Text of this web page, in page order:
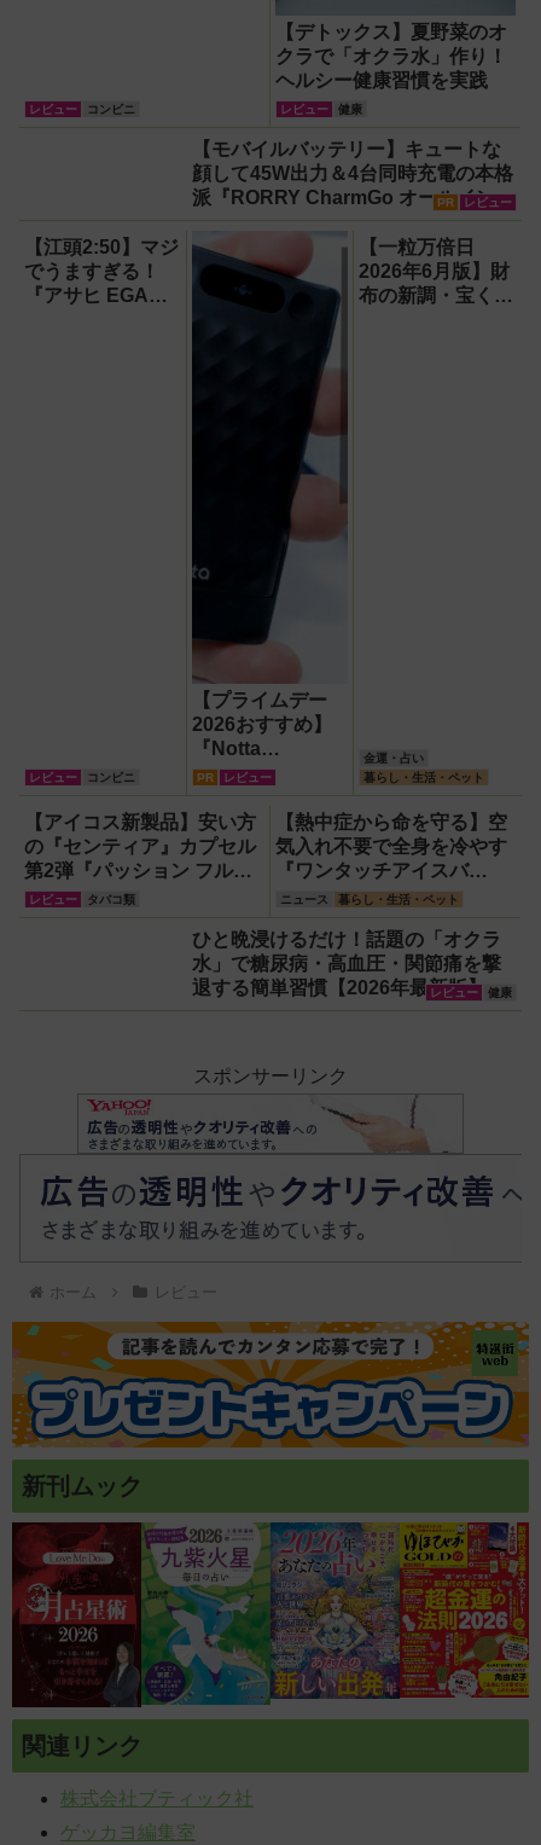
レビュー コンビニ
【デトックス】夏野菜のオ
クラで「オクラ水」作り！
ヘルシー健康習慣を実践
レビュー 健康
【モバイルバッテリー】キュートな
顔して45W出力＆4台同時充電の本格
派『RORRY CharmGo オールインミ
ニ』でスマホもモバイルファンもノ
ートPCも安心
PR レビュー
【江頭2:50】マジ
でうますぎる！
『アサヒ EGA
レビュー コンビニ
【プライムデー
2026おすすめ】
『Notta
Memo（ノッタ
メモ）Type C』
録音からAI自動文
字起こし・翻訳・
要約までこなすAI
ボイスレコーダ
ー！【議事録作
成】
PR レビュー
【一粒万倍日
2026年6月版】財
布の新調・宝くじ
金運・占い
暮らし・生活・ペット
【アイコス新製品】安い方
の『センティア』カプセル
第2弾『パッション フルー
ツ カプセル』で喫煙所にリ
ゾート感を！
レビュー タバコ類
【熱中症から命を守る】空
気入れ不要で全身を冷やす
『ワンタッチアイスバ
ス』。子どもたちのスポー
ツ現場に1台置くべき理由
ニュース 暮らし・生活・ペット
ひと晩浸けるだけ！話題の「オクラ
水」で糖尿病・高血圧・関節痛を撃
退する簡単習慣【2026年最新版】
レビュー 健康
スポンサーリンク
ホーム レビュー
新刊ムック
関連リンク
株式会社ブティック社
ゲッカヨ編集室